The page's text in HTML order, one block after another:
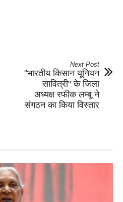
Next Post
"भारतीय किसान यूनियन
सावित्री" के जिला
अध्यक्ष रफीक लम्बू ने
संगठन का किया विस्तार